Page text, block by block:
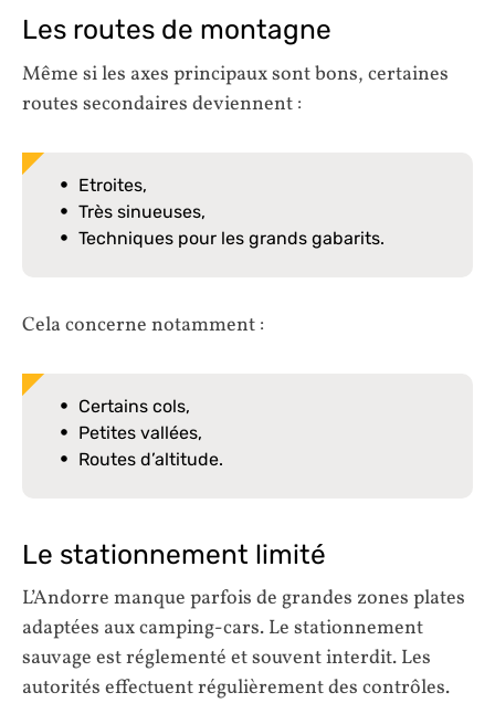
Les routes de montagne
Même si les axes principaux sont bons, certaines
routes secondaires deviennent :
Etroites,
Très sinueuses,
Techniques pour les grands gabarits.
Cela concerne notamment :
Certains cols,
Petites vallées,
Routes d’altitude.
Le stationnement limité
L’Andorre manque parfois de grandes zones plates
adaptées aux camping-cars. Le stationnement
sauvage est réglementé et souvent interdit. Les
autorités effectuent régulièrement des contrôles.